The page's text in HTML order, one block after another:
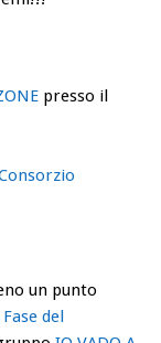
presso il
un punto
del